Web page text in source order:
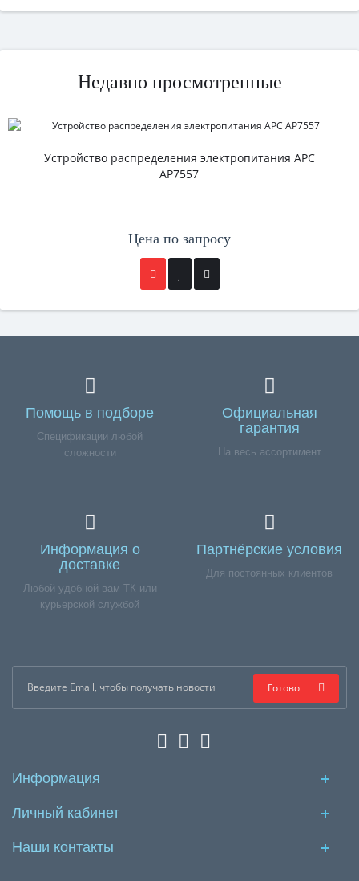
Недавно просмотренные
Устройство распределения электропитания APC
AP7557
Цена по запросу
Помощь в подборе
Спецификации любой
сложности
Официальная
гарантия
На весь ассортимент
Информация о
доставке
Любой удобной вам ТК или
курьерской службой
Партнёрские условия
Для постоянных клиентов
Готово
Информация
Личный кабинет
Наши контакты